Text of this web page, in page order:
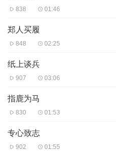
838 01:46
郑人买履
848 02:25
纸上谈兵
907 03:06
指鹿为马
830 01:53
专心致志
902 01:55